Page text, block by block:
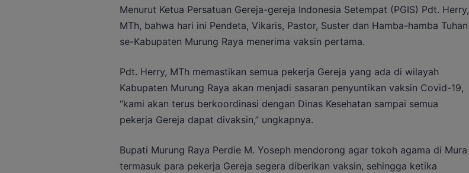
Menurut Ketua Persatuan Gereja-gereja Indonesia Setempat (PGIS) Pdt. Herry,
MTh, bahwa hari ini Pendeta, Vikaris, Pastor, Suster dan Hamba-hamba Tuhan
se-Kabupaten Murung Raya menerima vaksin pertama.
Pdt. Herry, MTh memastikan semua pekerja Gereja yang ada di wilayah
Kabupaten Murung Raya akan menjadi sasaran penyuntikan vaksin Covid-19,
“kami akan terus berkoordinasi dengan Dinas Kesehatan sampai semua
pekerja Gereja dapat divaksin,” ungkapnya.
Bupati Murung Raya Perdie M. Yoseph mendorong agar tokoh agama di Mura
termasuk para pekerja Gereja segera diberikan vaksin, sehingga ketika